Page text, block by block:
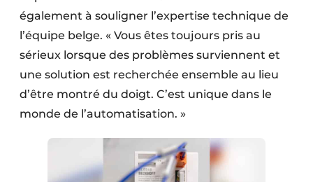
également à souligner l’expertise technique de
l’équipe belge. « Vous êtes toujours pris au
sérieux lorsque des problèmes surviennent et
une solution est recherchée ensemble au lieu
d’être montré du doigt. C’est unique dans le
monde de l’automatisation. »